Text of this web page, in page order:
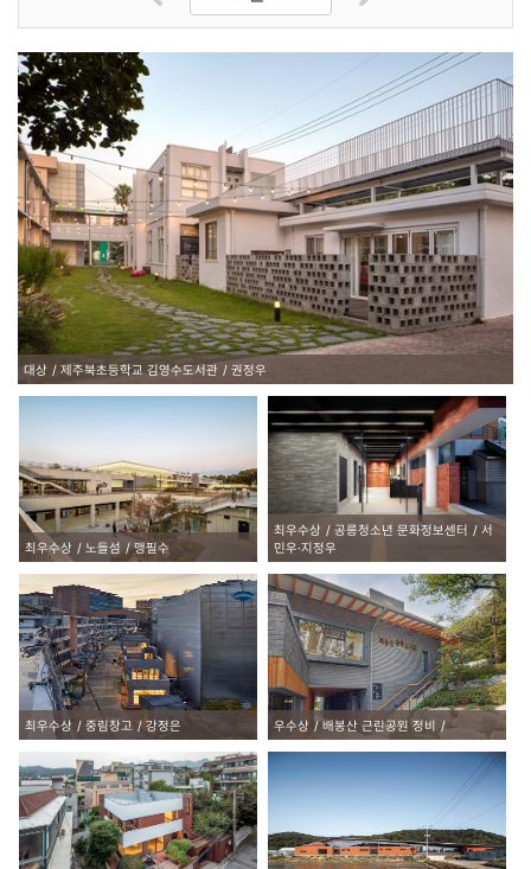
대상 제주북초등학교 김영수도서관 권정우
최우수상 노들섬 맹필수
최우수상 공릉청소년 문화정보센터
서
민우·지정우
최우수상 중림창고 강정은 우수상 배봉산 근린공원 정비